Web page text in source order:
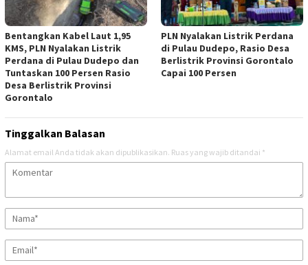
Bentangkan Kabel Laut 1,95
KMS, PLN Nyalakan Listrik
Perdana di Pulau Dudepo dan
Tuntaskan 100 Persen Rasio
Desa Berlistrik Provinsi
Gorontalo
PLN Nyalakan Listrik Perdana
di Pulau Dudepo, Rasio Desa
Berlistrik Provinsi Gorontalo
Capai 100 Persen
Tinggalkan Balasan
Alamat email Anda tidak akan dipublikasikan. Ruas yang wajib ditandai *